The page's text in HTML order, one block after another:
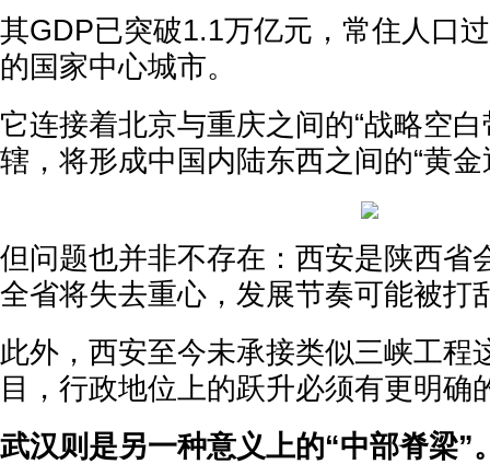
其GDP已突破1.1万亿元，常住人口
的国家中心城市。
它连接着北京与重庆之间的“战略空
辖，将形成中国内陆东西之间的“黄金
但问题也并非不存在：西安是陕西省
全省将失去重心，发展节奏可能被打
此外，西安至今未承接类似三峡工程
目，行政地位上的跃升必须有更明确
武汉则是另一种意义上的“中部脊梁”